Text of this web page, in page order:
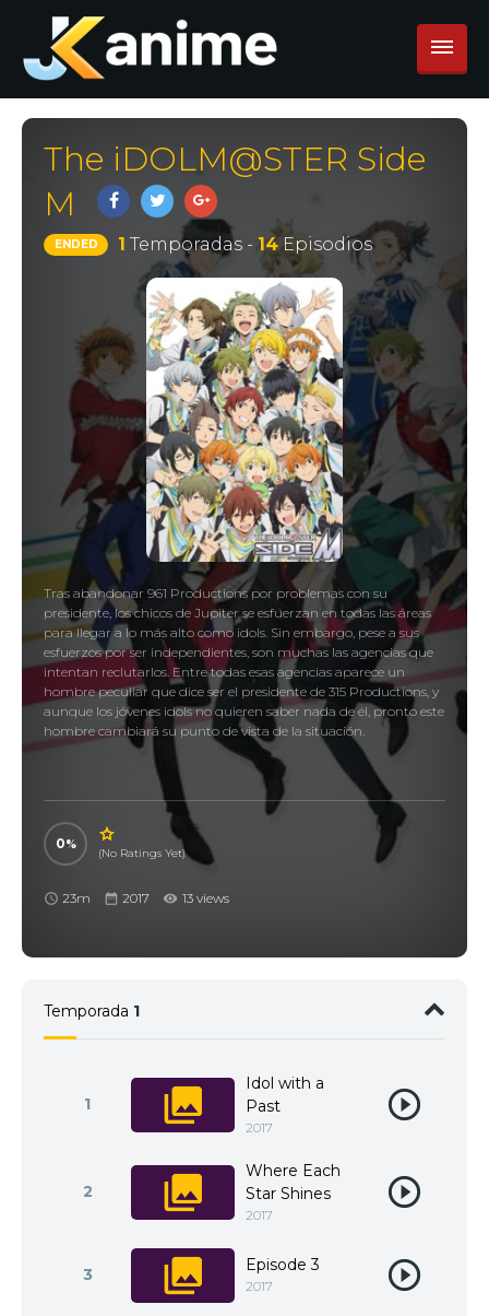
The iDOLM@STER Side
M
ENDED 1 Temporadas - 14Episodios
Tras abandonar 961 Productions por problemas con su
presidente, los chicos de Jupiter se esfuerzan en todas las áreas
para llegar a lo más alto como idols. Sin embargo, pese a sus
esfuerzos por ser independientes, son muchas las agencias que
intentan reclutarlos. Entre todas esas agencias aparece un
hombre peculiar que dice ser el presidente de 315 Productions, y
aunque los jóvenes idols no quieren saber nada de él, pronto este
hombre cambiará su punto de vista de la situación.
0
(No Ratings Yet)
23m 2017 13 views
Temporada 1
1
Idol with a
Past
2017
2
Where Each
Star Shines
2017
3 Episode 3
2017